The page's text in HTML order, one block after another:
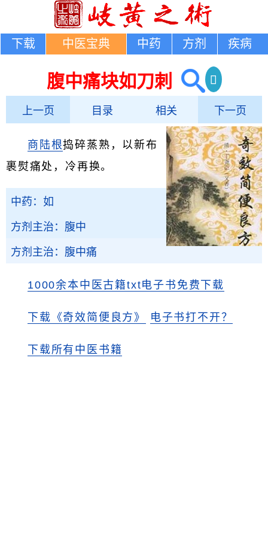
下载 中医宝典 中药 方剂 疾病
腹中痛块如刀刺
上一页 目录 相关 下一页
商陆根捣碎蒸熟，以新布
裹熨痛处，冷再换。
中药：如
方剂主治：腹中
方剂主治：腹中痛
1000余本中医古籍txt电子书免费下载
下载《奇效简便良方》 电子书打不开？
下载所有中医书籍